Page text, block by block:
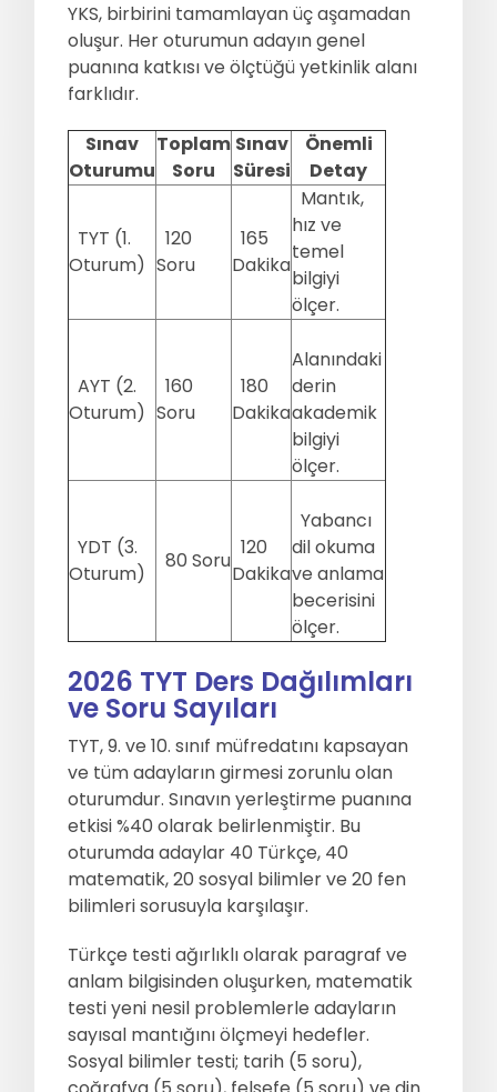
YKS, birbirini tamamlayan üç aşamadan
oluşur. Her oturumun adayın genel
puanına katkısı ve ölçtüğü yetkinlik alanı
farklıdır.
Sınav
Oturumu
Toplam
Soru
Sınav
Süresi
Önemli
Detay
TYT (1.
Oturum)
120
Soru
165
Dakika
Mantık,
hız ve
temel
bilgiyi
ölçer.
AYT (2.
Oturum)
160
Soru
180
Dakika
Alanındaki
derin
akademik
bilgiyi
ölçer.
YDT (3.
Oturum)
80 Soru
120
Dakika
Yabancı
dil okuma
ve anlama
becerisini
ölçer.
2026 TYT Ders Dağılımları
ve Soru Sayıları
TYT, 9. ve 10. sınıf müfredatını kapsayan
ve tüm adayların girmesi zorunlu olan
oturumdur. Sınavın yerleştirme puanına
etkisi %40 olarak belirlenmiştir. Bu
oturumda adaylar 40 Türkçe, 40
matematik, 20 sosyal bilimler ve 20 fen
bilimleri sorusuyla karşılaşır.
Türkçe testi ağırlıklı olarak paragraf ve
anlam bilgisinden oluşurken, matematik
testi yeni nesil problemlerle adayların
sayısal mantığını ölçmeyi hedefler.
Sosyal bilimler testi; tarih (5 soru),